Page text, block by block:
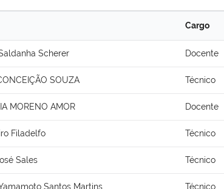
Cargo
Scherer Docente
SOUZA Técnico
MORENO AMOR Docente
Filadelfo Técnico
Sales Técnico
Santos Martins Técnico